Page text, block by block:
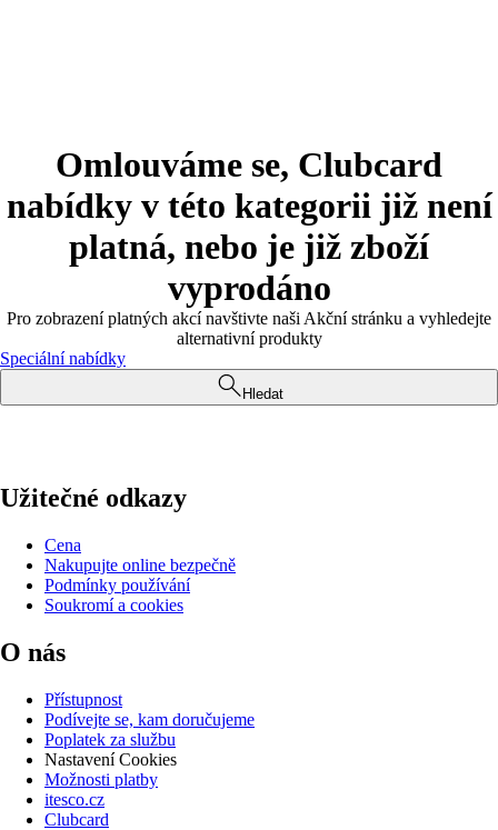
Omlouváme se, Clubcard
nabídky v této kategorii již není
platná, nebo je již zboží
vyprodáno
Pro zobrazení platných akcí navštivte naši Akční stránku a vyhledejte
alternativní produkty
Speciální nabídky
Hledat
Užitečné odkazy
Cena
Nakupujte online bezpečně
Podmínky používání
Soukromí a cookies
O nás
Přístupnost
Podívejte se, kam doručujeme
Poplatek za službu
Nastavení Cookies
Možnosti platby
itesco.cz
Clubcard